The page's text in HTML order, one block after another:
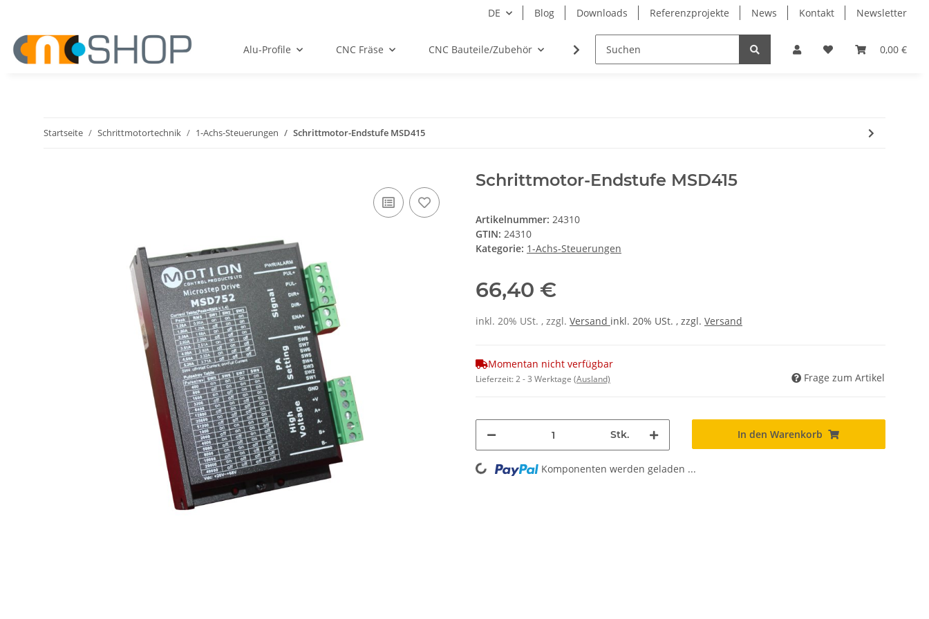
DE Blog Downloads Referenzprojekte News Kontakt Newsletter
0,00 €
Alu-Profile CNC Fräse CNC Bauteile/Zubehör Elektro Lagertechnik Lineartechnik
Startseite Schrittmotortechnik 1-Achs-Steuerungen Schrittmotor-Endstufe MSD415
Schrittmotor-Endstufe MSD415
Artikelnummer: 24310
GTIN: 24310
Kategorie: 1-Achs-Steuerungen
66,40 €
inkl. 20% USt. , zzgl. Versand inkl. 20% USt. , zzgl. Versand
Momentan nicht verfügbar
Lieferzeit:2 - 3 Werktage (Ausland) Frage zum Artikel
Stk. In den Warenkorb
Loading... Komponenten werden geladen ...